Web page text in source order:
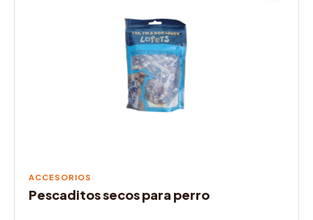
ACCESORIOS
Pescaditos secos para perro